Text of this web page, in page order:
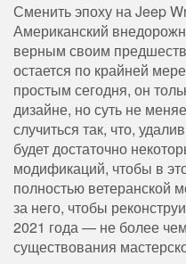
Сменить эпоху на Jeep
Американский
верным своим
остается по крайней
простым сегодня, он
дизайне, но суть не
случиться так, что,
будет достаточно
модификаций, чтобы в
полностью ветеранской
за него, чтобы
2021 года — не более
существования